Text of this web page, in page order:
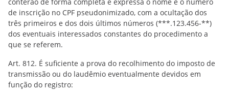
de inscrição no CPF pseudonimizado, com a ocultação dos
três primeiros e dos dois últimos números (***.123.456-**)
dos eventuais interessados constantes do procedimento a
que se referem.
Art. 812. É suficiente a prova do recolhimento do imposto de
transmissão ou do laudêmio eventualmente devidos em
função do registro: